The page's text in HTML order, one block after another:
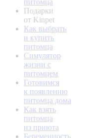
питомца
Подарки
от Kinpet
Как выбрать
и купить
питомца
Симулятор
жизни с
питомцем
Готовимся
к появлению
питомца дома
Как взять
питомца
из приюта
Беременность